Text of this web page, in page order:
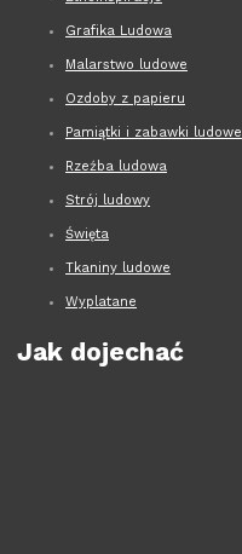
Grafika Ludowa
Malarstwo ludowe
Ozdoby z papieru
Pamiątki i zabawki ludowe
Rzeźba ludowa
Strój ludowy
Święta
Tkaniny ludowe
Wyplatane
Jak dojechać